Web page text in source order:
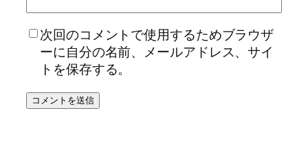
次回のコメントで使用するためブラウザ
ーに自分の名前、メールアドレス、サイ
トを保存する。